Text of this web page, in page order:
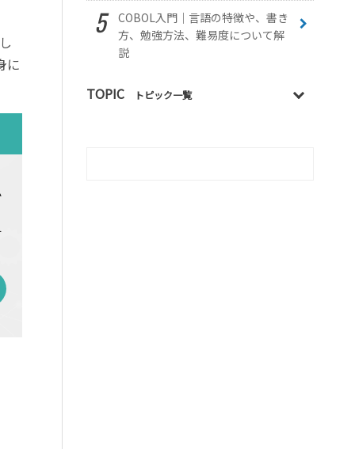
に
COBOL入門｜言語の特徴や、書き
方、勉強方法、難易度について解
説
TOPIC トピック一覧